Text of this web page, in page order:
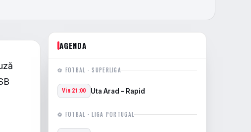
AGENDA
⚽ FOTBAL · SUPERLIGA
Vin 21:00 Uta Arad – Rapid
⚽ FOTBAL · LIGA PORTUGAL